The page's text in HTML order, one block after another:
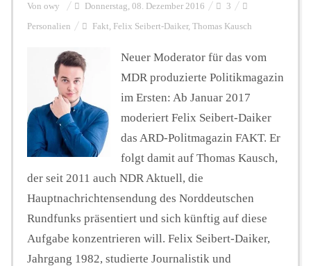
Von owy Donnerstag, 08. Dezember 2016 3
Personalien Fakt, Felix Seibert-Daiker, Thomas Kausch
Neuer Moderator für das vom
MDR produzierte Politikmagazin
im Ersten: Ab Januar 2017
moderiert Felix Seibert-Daiker
das ARD-Politmagazin FAKT. Er
folgt damit auf Thomas Kausch,
der seit 2011 auch NDR Aktuell, die
Hauptnachrichtensendung des Norddeutschen
Rundfunks präsentiert und sich künftig auf diese
Aufgabe konzentrieren will. Felix Seibert-Daiker,
Jahrgang 1982, studierte Journalistik und